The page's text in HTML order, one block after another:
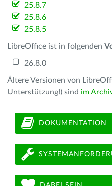
25.8.7
25.8.6
25.8.5
LibreOffice ist in folgenden
26.8.0
Ältere Versionen von
Unterstützung!) sind im
DOKUMENTATION